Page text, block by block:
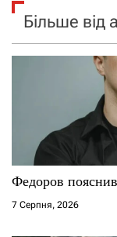
Більше від
Федоров
7 Серпня, 2026